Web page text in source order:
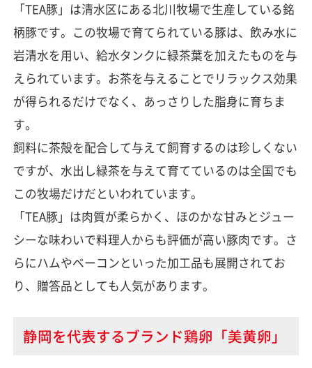
「TEA豚」は清水区にある北川牧場で生産している銘
柄豚です。この牧場で育てられている豚は、飲み水に
岩清水を用い、給水タンクに緑茶葉を加えたものを与
えられています。お茶を与えることでリラックス効果
が得られるだけでなく、あっさりした脂身に育ちま
す。
飼料に茶殻を配合して与えて飼育するのは珍しくない
ですが、水出し緑茶を与えて育てているのは全国でも
この牧場だけだといわれています。
「TEA豚」は肉質が柔らかく、ほのかな甘みとジュー
シーな味わいで料理人からも評価が高い豚肉です。さ
らにハムやベーコンといった加工品も展開されてお
り、贈答品としても人気があります。
静岡を代表するブランド鶏卵「美黄卵」